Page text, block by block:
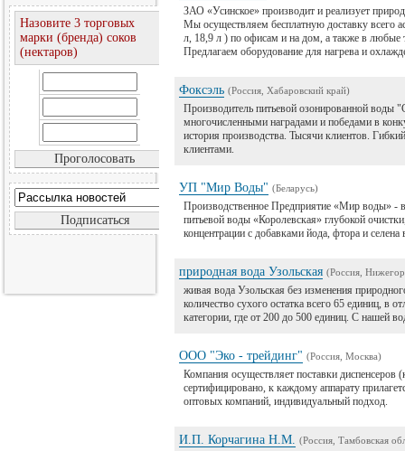
ЗАО «Усинское» производит и реализует
Мы осуществляем бесплатную доставку всего
л, 18,9 л ) по офисам и на дом, а также в любые
Предлагаем оборудование для нагрева и
Фоксэль (Россия, Хабаровский край)
Производитель питьевой озонированной воды
многочисленными наградами и победами в
история производства. Тысячи клиентов.
клиентами.
УП "Мир Воды" (Беларусь)
Производственное Предприятие «Мир воды» -
питьевой воды «Королевская» глубокой
концентрации с добавками йода, фтора и
природная вода Узольская (Россия,
живая вода Узольская без изменения
количество сухого остатка всего 65 единиц, в
категории, где от 200 до 500 единиц. С нашей
ООО "Эко - трейдинг" (Россия, Москва)
Компания осуществляет поставки диспенсеров
сертифицировано, к каждому аппарату
оптовых компаний, индивидуальный подход.
И.П. Корчагина Н.М. (Россия, Тамбовская
Назовите 3 торговых
марки (бренда) соков
(нектаров)